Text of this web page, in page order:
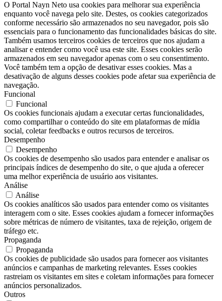
O Portal Nayn Neto usa cookies para melhorar sua experiência
enquanto você navega pelo site. Destes, os cookies categorizados
conforme necessário são armazenados no seu navegador, pois são
essenciais para o funcionamento das funcionalidades básicas do site.
Também usamos terceiros cookies de terceiros que nos ajudam a
analisar e entender como você usa este site. Esses cookies serão
armazenados em seu navegador apenas com o seu consentimento.
Você também tem a opção de desativar esses cookies. Mas a
desativação de alguns desses cookies pode afetar sua experiência de
navegação.
Funcional
Funcional
Os cookies funcionais ajudam a executar certas funcionalidades,
como compartilhar o conteúdo do site em plataformas de mídia
social, coletar feedbacks e outros recursos de terceiros.
Desempenho
Desempenho
Os cookies de desempenho são usados ​​para entender e analisar os
principais índices de desempenho do site, o que ajuda a oferecer
uma melhor experiência de usuário aos visitantes.
Análise
Análise
Os cookies analíticos são usados ​​para entender como os visitantes
interagem com o site. Esses cookies ajudam a fornecer informações
sobre métricas de número de visitantes, taxa de rejeição, origem de
tráfego etc.
Propaganda
Propaganda
Os cookies de publicidade são usados ​​para fornecer aos visitantes
anúncios e campanhas de marketing relevantes. Esses cookies
rastreiam os visitantes em sites e coletam informações para fornecer
anúncios personalizados.
Outros